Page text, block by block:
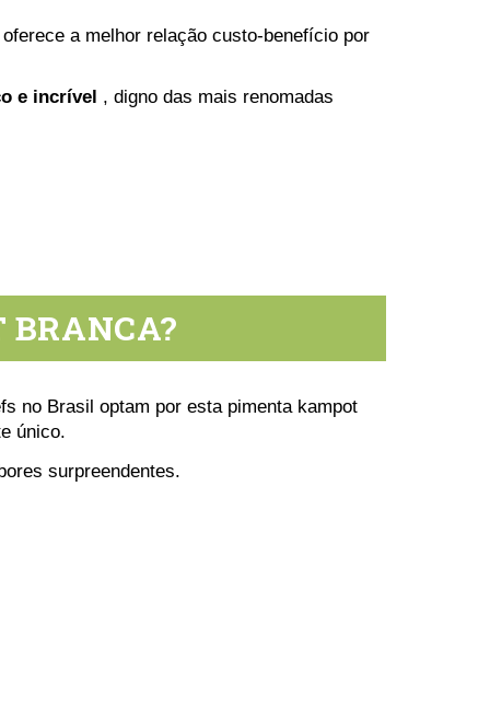
a melhor relação custo-benefício por
e incrível , digno das mais renomadas
BRANCA?
no Brasil optam por esta pimenta kampot
único.
surpreendentes.